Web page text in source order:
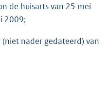
huisarts van 25 mei
2009;
nader gedateerd) van